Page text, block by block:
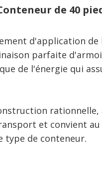
de 40
d'application de
parfaite
de l'énergie qui
rationnelle,
et convient
type de conteneur.